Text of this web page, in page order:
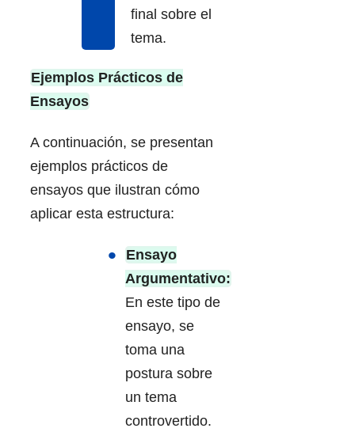
final sobre el
tema.
Ejemplos Prácticos de
Ensayos
A continuación, se presentan
ejemplos prácticos de
ensayos que ilustran cómo
aplicar esta estructura:
Ensayo
Argumentativo:
En este tipo de
ensayo, se
toma una
postura sobre
un tema
controvertido.